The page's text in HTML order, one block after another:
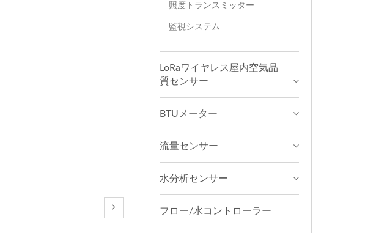
照度トランスミッター
監視システム
LoRaワイヤレス屋内空気品
質センサー
BTUメーター
流量センサー
水分析センサー
フロー/水コントローラー